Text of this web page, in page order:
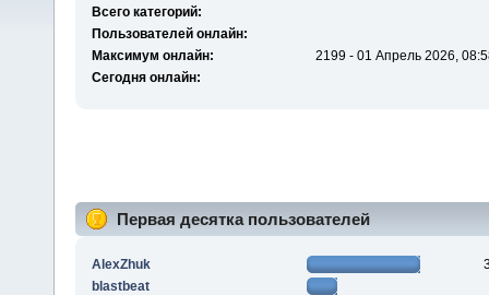
Всего категорий:
Пользователей онлайн:
Максимум онлайн:
2199 - 01 Апрель 2026,
Сегодня онлайн:
Первая десятка пользователей
AlexZhuk
blastbeat